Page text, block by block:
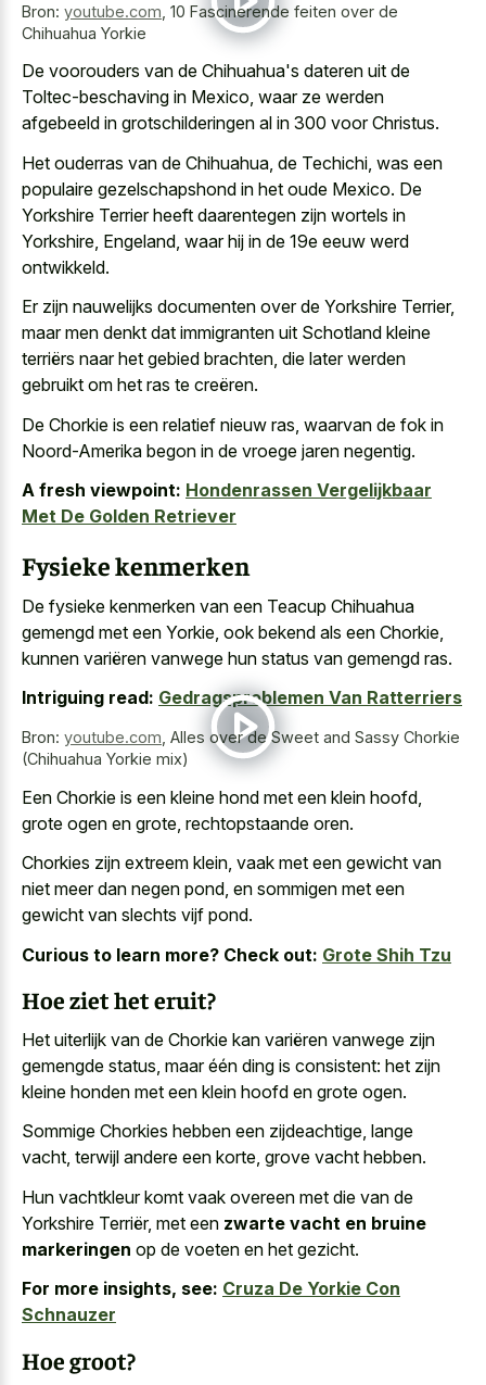
Bron: youtube.com 10 Fascinerende feiten over de
Chihuahua Yorkie
De voorouders van de Chihuahua's dateren uit de
Toltec-beschaving in Mexico, waar ze werden
afgebeeld in grotschilderingen al in 300 voor Christus.
Het ouderras van de Chihuahua, de Techichi, was een
populaire gezelschapshond in het oude Mexico. De
Yorkshire Terrier heeft daarentegen zijn wortels in
Yorkshire, Engeland, waar hij in de 19e eeuw werd
ontwikkeld.
Er zijn nauwelijks documenten over de Yorkshire Terrier,
maar men denkt dat immigranten uit Schotland kleine
terriërs naar het gebied brachten, die later werden
gebruikt om het ras te creëren.
De Chorkie is een relatief nieuw ras, waarvan de fok in
Noord-Amerika begon in de vroege jaren negentig.
A fresh viewpoint: Hondenrassen Vergelijkbaar
Met De Golden Retriever
Fysieke kenmerken
De fysieke kenmerken van een Teacup Chihuahua
gemengd met een Yorkie, ook bekend als een Chorkie,
kunnen variëren vanwege hun status van gemengd ras.
Intriguing read: Gedragsproblemen Van Ratterriers
Bron: youtube.com Alles over de Sweet and Sassy Chorkie
(Chihuahua Yorkie mix)
Een Chorkie is een kleine hond met een klein hoofd,
grote ogen en grote, rechtopstaande oren.
Chorkies zijn extreem klein, vaak met een gewicht van
niet meer dan negen pond, en sommigen met een
gewicht van slechts vijf pond.
Curious to learn more? Check out: Grote Shih Tzu
Hoe ziet het eruit?
Het uiterlijk van de Chorkie kan variëren vanwege zijn
gemengde status, maar één ding is consistent: het zijn
kleine honden met een klein hoofd en grote ogen.
Sommige Chorkies hebben een zijdeachtige, lange
vacht, terwijl andere een korte, grove vacht hebben.
Hun vachtkleur komt vaak overeen met die van de
Yorkshire Terriër, met een zwarte vacht en bruine
markeringen op de voeten en het gezicht.
For more insights, see: Cruza De Yorkie Con
Schnauzer
Hoe groot?